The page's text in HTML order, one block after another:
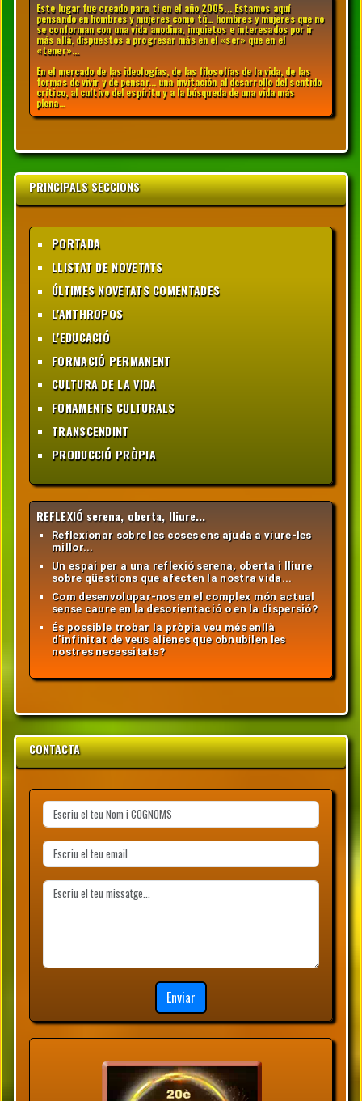
Este lugar fue creado para ti en el año 2005... Estamos aquí
pensando en hombres y mujeres como tú… hombres y mujeres que no
se conforman con una vida anodina, inquietos e interesados por ir
más allá, dispuestos a progresar más en el «ser» que en el
«tener»...
En el mercado de las ideologías, de las filosofías de la vida, de las
formas de vivir y de pensar... una invitación al desarrollo del sentido
crítico, al cultivo del espíritu y a la búsqueda de una vida más
plena…
PRINCIPALS SECCIONS
PORTADA
LLISTAT DE NOVETATS
ÚLTIMES NOVETATS COMENTADES
L'ANTHROPOS
L'EDUCACIÓ
FORMACIÓ PERMANENT
CULTURA DE LA VIDA
FONAMENTS CULTURALS
TRANSCENDINT
PRODUCCIÓ PRÒPIA
REFLEXIÓ serena, oberta, lliure...
Reflexionar sobre les coses ens ajuda a viure-les
millor...
Un espai per a una reflexió serena, oberta i lliure
sobre qüestions que afecten la nostra vida...
Com desenvolupar-nos en el complex món actual
sense caure en la desorientació o en la dispersió?
És possible trobar la pròpia veu més enllà
d'infinitat de veus alienes que obnubilen les
nostres necessitats?
CONTACTA
Enviar